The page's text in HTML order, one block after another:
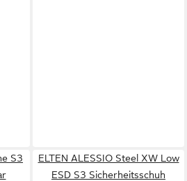
S3
ELTEN ALESSIO Steel XW Low
ESD S3 Sicherheitsschuh